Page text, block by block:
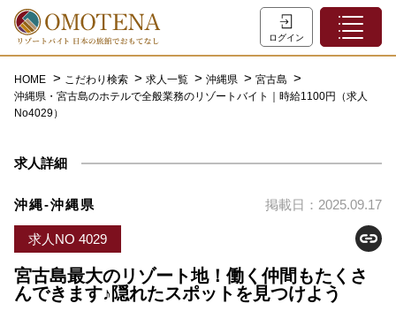
ログイン
ホーム
特集一覧
初めての方へ
お問い合わせ
よくあるご質問
会員登録
HOME こだわり検索 求人一覧 沖縄県
宮古島
沖縄県・宮古島のホテルで全般業務のリゾートバイト｜時給1100円（求人
No4029）
求人詳細
沖縄-沖縄県 掲載日：2025.09.17
求人NO 4029
宮古島最大のリゾート地！働く仲間もたくさ
んできます♪隠れたスポットを見つけよう